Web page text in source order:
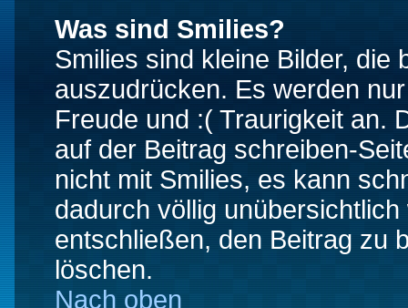
Was sind Smilies?
Smilies sind kleine Bilder, die
auszudrücken. Es werden
Freude und :( Traurigkeit an.
auf der Beitrag schreiben-
nicht mit Smilies, es kann
dadurch völlig
entschließen, den Beitrag zu
löschen.
Nach oben